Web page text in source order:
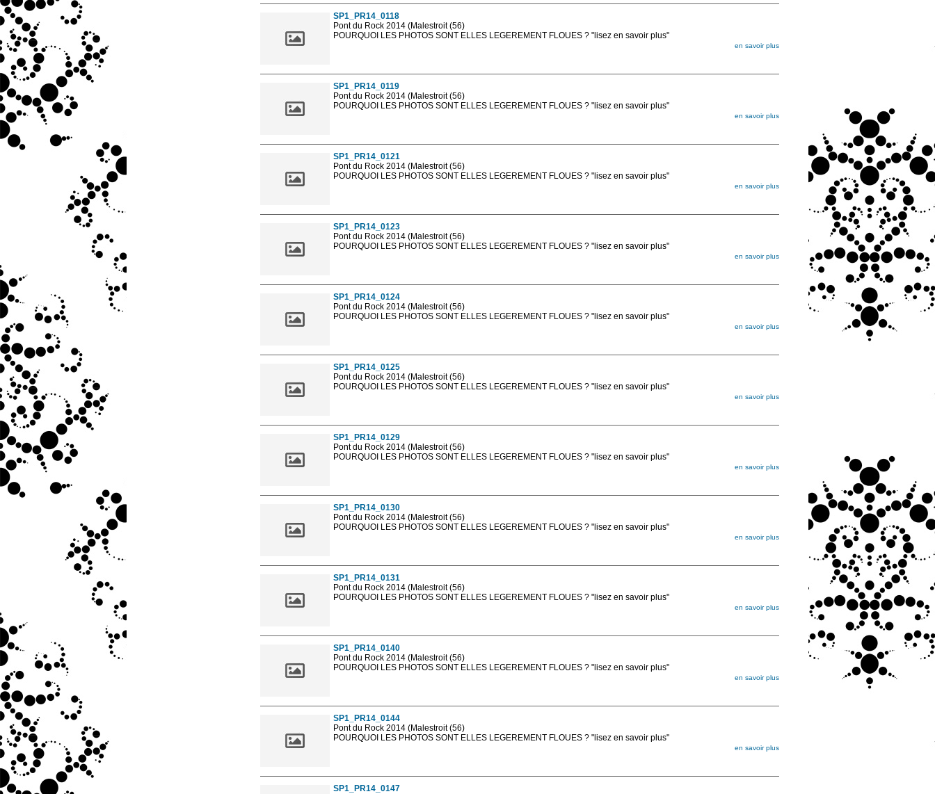
SP1_PR14_0118
Pont du Rock 2014 (Malestroit (56)
POURQUOI LES PHOTOS SONT ELLES LEGEREMENT FLOUES ? "lisez en savoir plus"
en savoir plus
SP1_PR14_0119
Pont du Rock 2014 (Malestroit (56)
POURQUOI LES PHOTOS SONT ELLES LEGEREMENT FLOUES ? "lisez en savoir plus"
en savoir plus
SP1_PR14_0121
Pont du Rock 2014 (Malestroit (56)
POURQUOI LES PHOTOS SONT ELLES LEGEREMENT FLOUES ? "lisez en savoir plus"
en savoir plus
SP1_PR14_0123
Pont du Rock 2014 (Malestroit (56)
POURQUOI LES PHOTOS SONT ELLES LEGEREMENT FLOUES ? "lisez en savoir plus"
en savoir plus
SP1_PR14_0124
Pont du Rock 2014 (Malestroit (56)
POURQUOI LES PHOTOS SONT ELLES LEGEREMENT FLOUES ? "lisez en savoir plus"
en savoir plus
SP1_PR14_0125
Pont du Rock 2014 (Malestroit (56)
POURQUOI LES PHOTOS SONT ELLES LEGEREMENT FLOUES ? "lisez en savoir plus"
en savoir plus
SP1_PR14_0129
Pont du Rock 2014 (Malestroit (56)
POURQUOI LES PHOTOS SONT ELLES LEGEREMENT FLOUES ? "lisez en savoir plus"
en savoir plus
SP1_PR14_0130
Pont du Rock 2014 (Malestroit (56)
POURQUOI LES PHOTOS SONT ELLES LEGEREMENT FLOUES ? "lisez en savoir plus"
en savoir plus
SP1_PR14_0131
Pont du Rock 2014 (Malestroit (56)
POURQUOI LES PHOTOS SONT ELLES LEGEREMENT FLOUES ? "lisez en savoir plus"
en savoir plus
SP1_PR14_0140
Pont du Rock 2014 (Malestroit (56)
POURQUOI LES PHOTOS SONT ELLES LEGEREMENT FLOUES ? "lisez en savoir plus"
en savoir plus
SP1_PR14_0144
Pont du Rock 2014 (Malestroit (56)
POURQUOI LES PHOTOS SONT ELLES LEGEREMENT FLOUES ? "lisez en savoir plus"
en savoir plus
SP1_PR14_0147